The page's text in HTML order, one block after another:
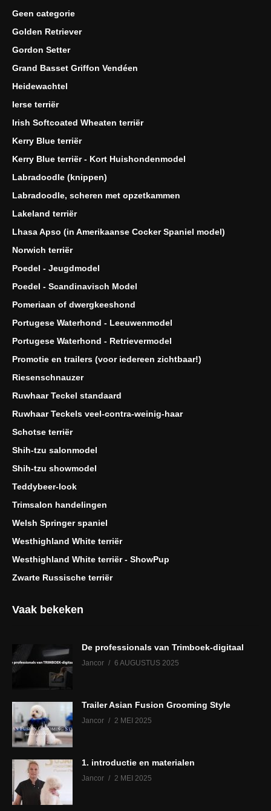
Geen categorie
Golden Retriever
Gordon Setter
Grand Basset Griffon Vendéen
Heidewachtel
Ierse terriër
Irish Softcoated Wheaten terriër
Kerry Blue terriër
Kerry Blue terriër - Kort Huishondenmodel
Labradoodle (knippen)
Labradoodle, scheren met opzetkammen
Lakeland terriër
Lhasa Apso (in Amerikaanse Cocker Spaniel model)
Norwich terriër
Poedel - Jeugdmodel
Poedel - Scandinavisch Model
Pomeriaan of dwergkeeshond
Portugese Waterhond - Leeuwenmodel
Portugese Waterhond - Retrievermodel
Promotie en trailers (voor iedereen zichtbaar!)
Riesenschnauzer
Ruwhaar Teckel standaard
Ruwhaar Teckels veel-contra-weinig-haar
Schotse terriër
Shih-tzu salonmodel
Shih-tzu showmodel
Teddybeer-look
Trimsalon handelingen
Welsh Springer spaniel
Westhighland White terriër
Westhighland White terriër - ShowPup
Zwarte Russische terriër
Vaak bekeken
De professionals van Trimboek-digitaal
Jancor 6 AUGUSTUS 2025
Trailer Asian Fusion Grooming Style
Jancor 2 MEI 2025
1. introductie en materialen
Jancor 2 MEI 2025